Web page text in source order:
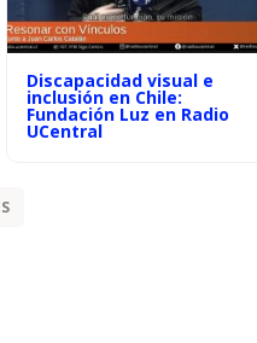
Discapacidad visual e
inclusión en Chile:
Fundación Luz en Radio
UCentral